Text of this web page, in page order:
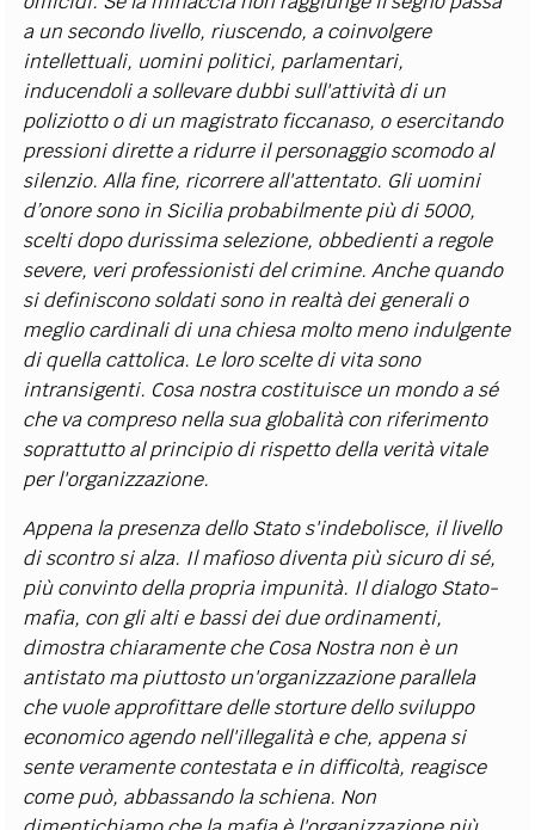
a un secondo livello, riuscendo, a coinvolgere
intellettuali, uomini politici, parlamentari,
inducendoli a sollevare dubbi sull'attività di un
poliziotto o di un magistrato ficcanaso, o esercitando
pressioni dirette a ridurre il personaggio scomodo al
silenzio. Alla fine, ricorrere all'attentato. Gli uomini
d’onore sono in Sicilia probabilmente più di 5000,
scelti dopo durissima selezione, obbedienti a regole
severe, veri professionisti del crimine. Anche quando
si definiscono soldati sono in realtà dei generali o
meglio cardinali di una chiesa molto meno indulgente
di quella cattolica. Le loro scelte di vita sono
intransigenti. Cosa nostra costituisce un mondo a sé
che va compreso nella sua globalità con riferimento
soprattutto al principio di rispetto della verità vitale
per l'organizzazione.
Appena la presenza dello Stato s'indebolisce, il livello
di scontro si alza. Il mafioso diventa più sicuro di sé,
più convinto della propria impunità. Il dialogo Stato-
mafia, con gli alti e bassi dei due ordinamenti,
dimostra chiaramente che Cosa Nostra non è un
antistato ma piuttosto un'organizzazione parallela
che vuole approfittare delle storture dello sviluppo
economico agendo nell'illegalità e che, appena si
sente veramente contestata e in difficoltà, reagisce
come può, abbassando la schiena. Non